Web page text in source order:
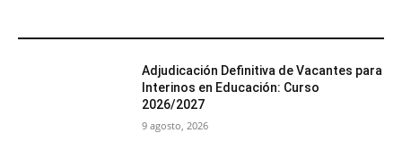
Adjudicación Definitiva de Vacantes para
Interinos en Educación: Curso
2026/2027
9 agosto, 2026